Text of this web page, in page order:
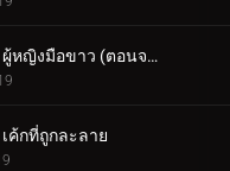
ตอนที่ 952 ผู้หญิงมือขาว (ตอนจบ)
ค้กที่ถูกละลาย